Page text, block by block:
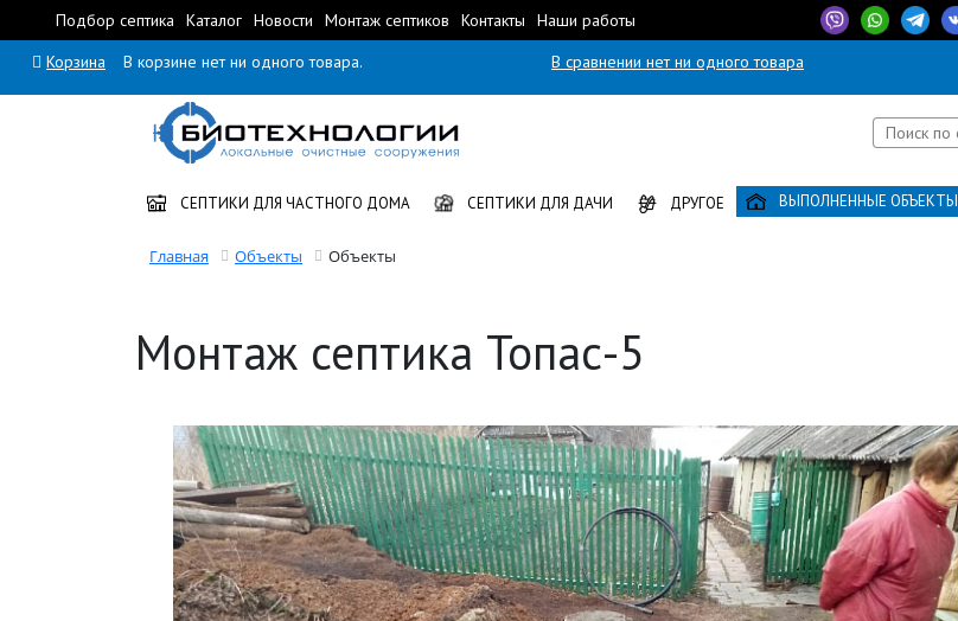
Подбор септика Каталог Новости Монтаж септиков Контакты Наши работы
Корзина В корзине нет ни одного товара. В сравнении нет ни одного товара
СЕПТИКИ ДЛЯ ЧАСТНОГО ДОМА СЕПТИКИ ДЛЯ ДАЧИ ДРУГОЕ ВЫПОЛНЕННЫЕ ОБЪЕКТЫ
Главная Объекты Объекты
Монтаж септика Топас-5